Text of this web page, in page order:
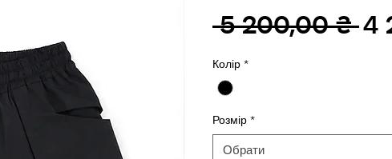
5 200,00 ₴ 4
Колір *
Розмір *
Обрати